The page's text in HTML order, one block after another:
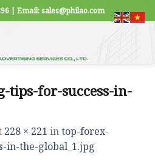
| Email: sales@philao.com
tips-for-success-in-
228 × 221 intop-forex-
in-the-global_1.jpg